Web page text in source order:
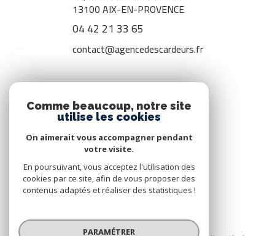
13100AIX-EN-PROVENCE
04 42 21 33 65
contact@agencedescardeurs.fr
ADHÉRENTS
Nous adhérons
© 2026 | Tous droits réservés
Comme beaucoup, notre site
utilise les cookies
On aimerait vous accompagner pendant
votre visite.
En poursuivant, vous acceptez l'utilisation des
cookies par ce site, afin de vous proposer des
contenus adaptés et réaliser des statistiques !
PARAMÉTRER